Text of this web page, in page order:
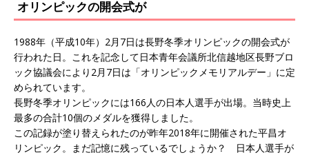
オリンピックの開会式が
1988年（平成10年）2月7日は長野冬季オリンピックの開会式が
行われた日。これを記念して日本青年会議所北信越地区長野ブロ
ック協議会により2月7日は「オリンピックメモリアルデー」に定
められています。
長野冬季オリンピックには166人の日本人選手が出場。当時史上
最多の合計10個のメダルを獲得しました。
この記録が塗り替えられたのが昨年2018年に開催された平昌オ
リンピック。まだ記憶に残っているでしょうか？ 日本人選手が